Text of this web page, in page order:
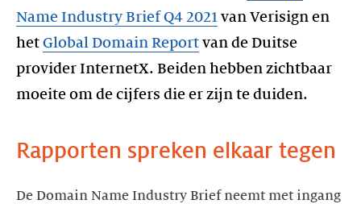
Name Industry Brief Q4 2021 van Verisign en
het Global Domain Report van de Duitse
provider InternetX. Beiden hebben zichtbaar
moeite om de cijfers die er zijn te duiden.
Rapporten spreken elkaar tegen
De Domain Name Industry Brief neemt met ingang